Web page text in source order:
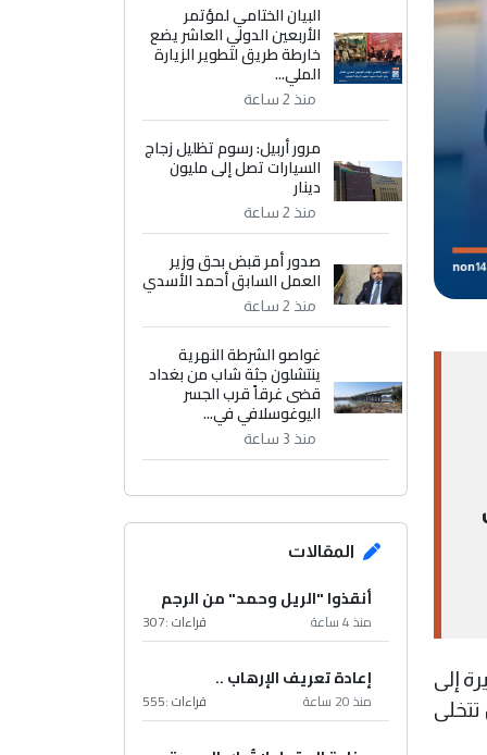
إلى
البيان الختامي لمؤتمر
الأربعين الدولي العاشر يضع
خارطة طريق لتطوير الزيارة
الملي...
منذ 2 ساعة
مرور أربيل: رسوم تظليل زجاج
السيارات تصل إلى مليون
دينار
منذ 2 ساعة
صدور أمر قبض بحق وزير
العمل السابق أحمد الأسدي
منذ 2 ساعة
غواصو الشرطة النهرية
ينتشلون جثة شاب من بغداد
قضى غرقاً قرب الجسر
اليوغوسلافي في...
منذ 3 ساعة
المقالات
أنقذوا "الريل وحمد" من الرجم
منذ 4 ساعة قراءات :307
إعادة تعريف الإرهاب ..
منذ 20 ساعة قراءات :555